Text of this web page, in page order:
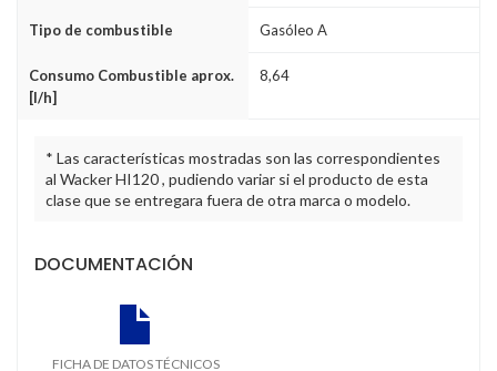
Tipo de combustible Gasóleo A
Consumo Combustible aprox.
[l/h]
8,64
* Las características mostradas son las correspondientes
al Wacker HI120 , pudiendo variar si el producto de esta
clase que se entregara fuera de otra marca o modelo.
DOCUMENTACIÓN
FICHA DE DATOS TÉCNICOS